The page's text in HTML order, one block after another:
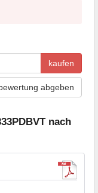
kaufen
abgeben
nach